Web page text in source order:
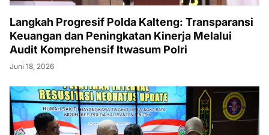
Langkah Progresif Polda Kalteng: Transparansi
Keuangan dan Peningkatan Kinerja Melalui
Audit Komprehensif Itwasum Polri
Juni 18, 2026